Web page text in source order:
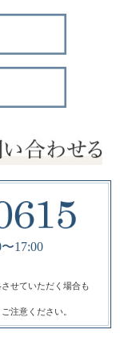
17:00
せていただく場合も
注意ください。